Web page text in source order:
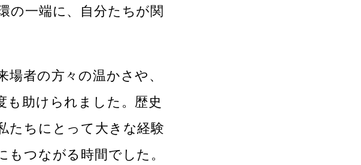
の一端に、自分たちが関
者の方々の温かさや、
も助けられました。歴史
たちにとって大きな経験
つながる時間でした。